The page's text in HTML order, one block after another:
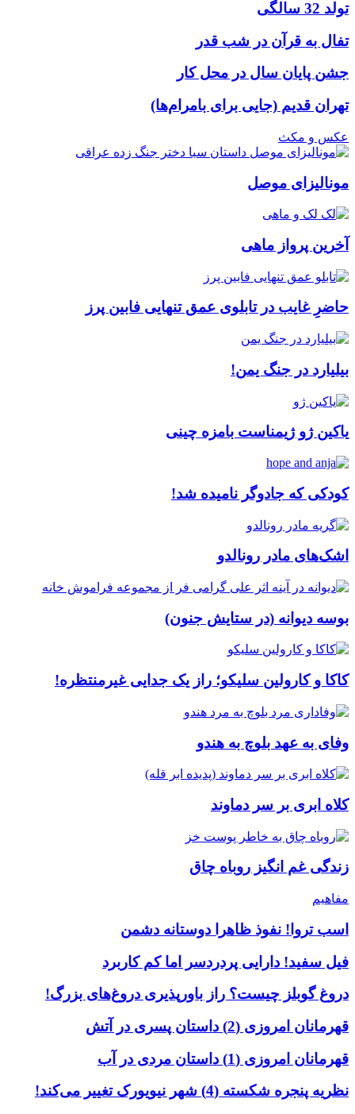
تولد 32 سالگی
تفال به قرآن در شب قدر
جشن پایان سال در محل کار
تهران قدیم (جایی برای بامرام‌ها)
عکس و مکث
مونالیزای موصل
آخرین پرواز ماهی
حاضرِ غایب در تابلوی عمق تنهایی فابین پرز
بیلیارد در جنگ یمن!
یاکین ژو ژیمناست بامزه چینی
کودکی که جادوگر نامیده شد!
اشک‌های مادر رونالدو
بوسه دیوانه (در ستایش جنون)
کاکا و کارولین سلیکو؛ راز یک جدایی غیرمنتظره!
وفای به عهد بلوچ به هندو
کلاه ابری بر سر دماوند
زندگی غم انگیز روباه چاق
مفاهیم
اسب تروا! نفوذ ظاهرا دوستانه دشمن
فیل سفید! دارایی پردردسر اما کم کاربرد
دروغ گوبلز چیست؟ راز باورپذیری دروغ‌های بزرگ!
قهرمانان امروزی (2) داستان پسری در آتش
قهرمانان امروزی (1) داستان مردی در آب
نظریه پنجره شکسته (4) شهر نیویورک تغییر می‌کند!